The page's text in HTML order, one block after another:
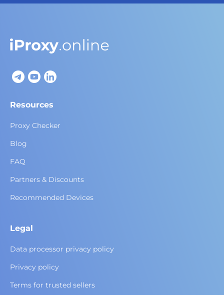
Resources
Proxy Checker
Blog
FAQ
Partners & Discounts
Recommended Devices
Legal
Data processor privacy policy
Privacy policy
Terms for trusted sellers